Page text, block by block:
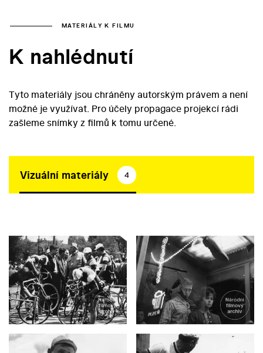
MATERIÁLY K FILMU
K nahlédnutí
Tyto materiály jsou chráněny autorským právem a není
možné je využívat. Pro účely propagace projekcí rádi
zašleme snímky z filmů k tomu určené.
Vizuální materiály 4